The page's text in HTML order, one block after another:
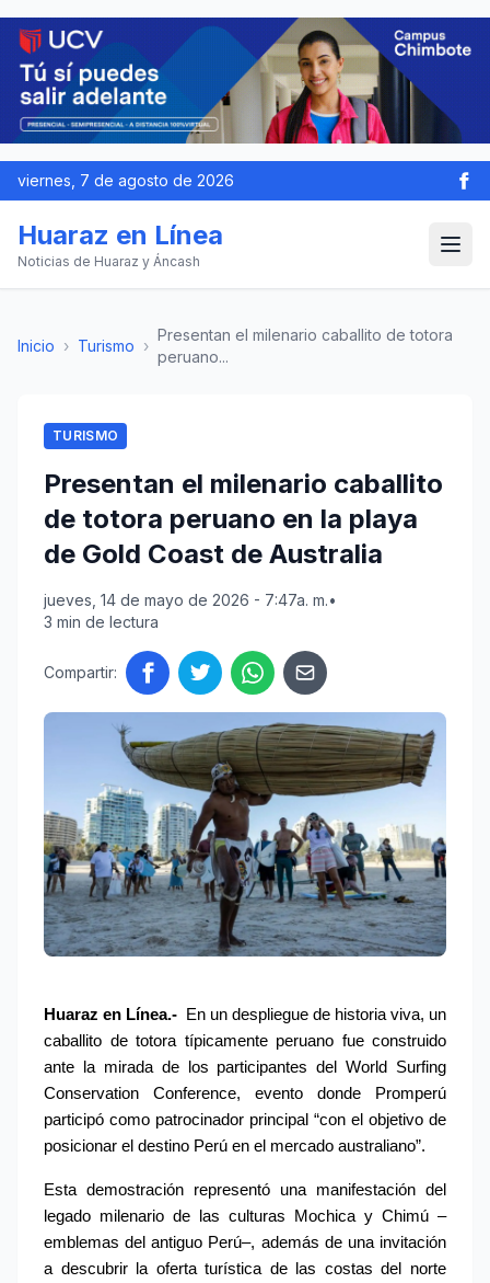
viernes, 7 de agosto de 2026
Huaraz en Línea
Noticias de Huaraz y Áncash
Inicio › Turismo ›
Presentan el milenario caballito de totora
peruano...
TURISMO
Presentan el milenario caballito
de totora peruano en la playa
de Gold Coast de Australia
jueves, 14 de mayo de 2026 - 7:47a. m.•
3 min de lectura
Compartir:
Huaraz en Línea.-
En un despliegue de historia viva, un
caballito de totora típicamente peruano fue construido
ante la mirada de los participantes del World Surfing
Conservation Conference, evento donde Promperú
participó como patrocinador principal “con el objetivo de
posicionar el destino Perú en el mercado australiano”.
Esta demostración representó una manifestación del
legado milenario de las culturas Mochica y Chimú –
emblemas del antiguo Perú–, además de una invitación
a descubrir la oferta turística de las costas del norte